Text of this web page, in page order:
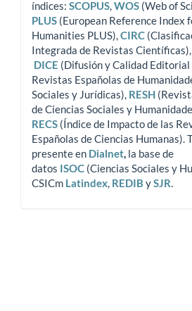
índices: SCOPUS,WOS (Web of
PLUS (European Reference Index
Humanities PLUS),CIRC
Integrada de Revistas Científicas),
DICE (Difusión y Calidad Editorial
Revistas Españolas de
Sociales y Jurídicas), RESH
de Ciencias Sociales y
RECS (Índice de Impacto de las
Españolas de Ciencias Humanas).
presente en Dialnet, la base de
datos ISOC (Ciencias Sociales y
CSICm Latindex, REDIB ySJR.